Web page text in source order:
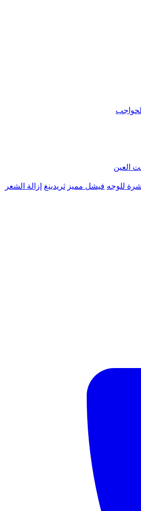
العين
للوجه فيشل مميز ثريدينغ إزالة الشعر